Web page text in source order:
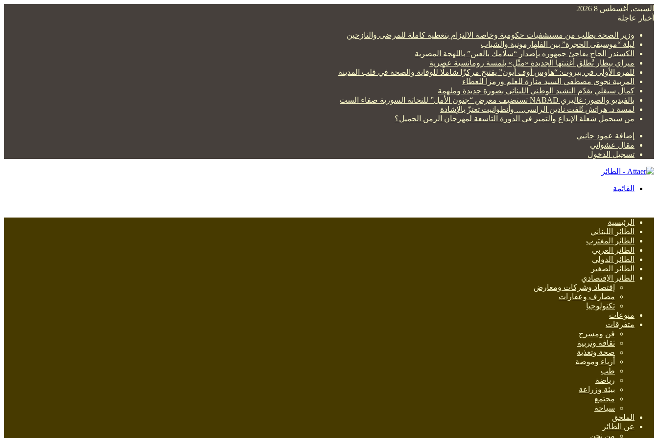
السبت, أغسطس 8 2026
أخبار عاجلة
وزير الصحة يطلب من مستشفيات حكومية وخاصة الالتزام بتغطية كاملة للمرضى والنازحين
ليلة “موسيقى الحجرة” بين الفلهارمونية والشباب
الكسندر الحاج يفاجئ جمهوره بإصدار “سلامك بالعين” باللهجة المصرية
ميراي بيطار تُطلق أغنيتها الجديدة «ميِّل» بلمسة رومانسية عصرية
للمرة الأولى في بيروت: “هاوس أوف أيون” يفتتح مركزًا شاملًا للوقاية والصحة في قلب المدينة
المربية نجوى مصطفى السيد منارة للعلم ورمزا للعطاء
كمال سيقلي يقدّم النشيد الوطني اللبناني بصورة جديدة وملهمة
بالفيديو والصور: غاليري NABAD تستضيف معرض “جنون الأمل” للنحاتة السورية صفاء الست
لمسة د. هراتش تُلفت نادين الراسي… وأنطوانيت تعتزّ بالإشادة
من سيحمل شعلة الإبداع والتميز في الدورة التاسعة لمهرجان الزمن الجميل؟
إضافة عمود جانبي
مقال عشوائي
تسجيل الدخول
القائمة
الرئيسية
الطائر اللبناني
الطائر المغترب
الطائر العربي
الطائر الدولي
الطائر الصغير
الطائر الإقتصادي
إقتصاد وشركات ومعارض
مصارف وعقارات
تكنولوجيا
منوعات
متفرقات
فن ومسرح
ثقافة وتربية
صحة وتغذية
أزياء وموضة
طب
رياضة
بيئة وزراعة
مجتمع
سياحة
الملحق
عن الطائر
من نحن